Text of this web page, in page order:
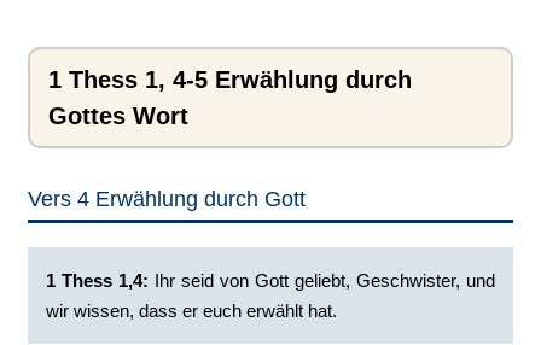
1 Thess 1, 4-5 Erwählung durch
Gottes Wort
Vers 4 Erwählung durch Gott
1 Thess 1,4: Ihr seid von Gott geliebt, Geschwister, und
wir wissen, dass er euch erwählt hat.